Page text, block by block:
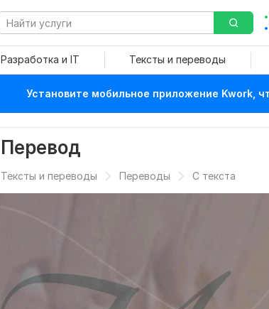
Разработка и IT Тексты и переводы
Установите мобильное приложение Kwork,
Перевод
Тексты и переводы Переводы С текста